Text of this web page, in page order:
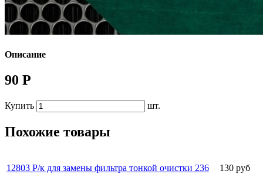
Описание
90 Р
Купить шт.
Похожие товары
12803 Р/к для замены фильтра тонкой очистки 236 130 руб